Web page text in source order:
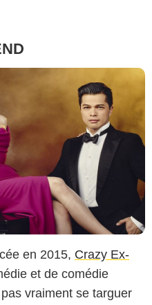
en 2015, Crazy Ex-
et de comédie
vraiment se targuer